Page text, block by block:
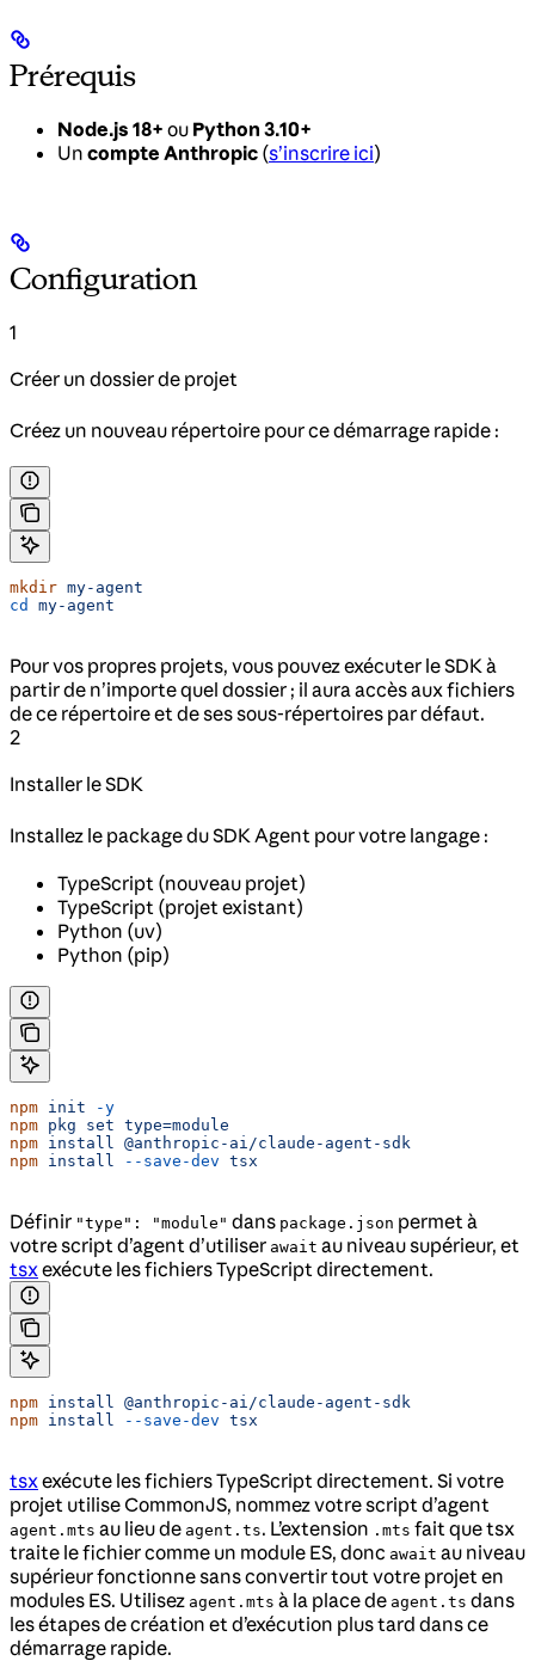
Prérequis
Node.js 18+ ou Python 3.10+
Un compte Anthropic (s’inscrire ici)
Configuration
1
Créer un dossier de projet
Créez un nouveau répertoire pour ce démarrage rapide :
mkdir my-agent
cd
my-agent
Pour vos propres projets, vous pouvez exécuter le SDK à
partir de n’importe quel dossier ; il aura accès aux fichiers
de ce répertoire et de ses sous-répertoires par défaut.
2
Installer le SDK
Installez le package du SDK Agent pour votre langage :
TypeScript (nouveau projet)
TypeScript (projet existant)
Python (uv)
Python (pip)
npm init -y
npm pkg set type=module
npm install
@anthropic-ai/claude-agent-sdk
npm install --save-dev tsx
Définir "type": "module" dans package.json permet à
votre script d’agent d’utiliser await au niveau supérieur, et
tsxexécute les fichiers TypeScript directement.
npm install
@anthropic-ai/claude-agent-sdk
npm install --save-dev tsx
tsxexécute les fichiers TypeScript directement. Si votre
projet utilise CommonJS, nommez votre script d’agent
agent.mts au lieu de agent.ts. L’extension .mts fait que tsx
traite le fichier comme un module ES, donc await au niveau
supérieur fonctionne sans convertir tout votre projet en
modules ES. Utilisez agent.mts à la place de agent.ts dans
les étapes de création et d’exécution plus tard dans ce
démarrage rapide.